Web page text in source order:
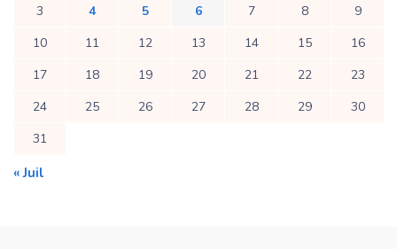
3
4 5 6 7 8
9
10
11 12 13 14 15
16
17
18 19 20 21 22
23
24
25 26 27 28 29
30
31
« Juil